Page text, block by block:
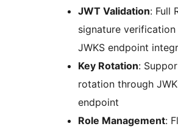
JWT Validation: Full
signature
JWKS endpoint
Key Rotation:
rotation through
endpoint
Role Management: